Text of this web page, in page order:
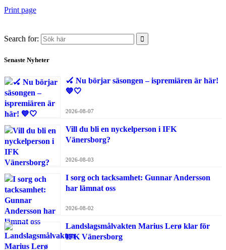
Print page
Search for:
Senaste Nyheter
🏑 Nu börjar säsongen – ispremiären är här!
💙🤍
2026-08-07
Vill du bli en nyckelperson i IFK
Vänersborg?
2026-08-03
I sorg och tacksamhet: Gunnar Andersson
har lämnat oss
2026-08-02
Landslagsmålvakten Marius Lerø klar för
IFK Vänersborg